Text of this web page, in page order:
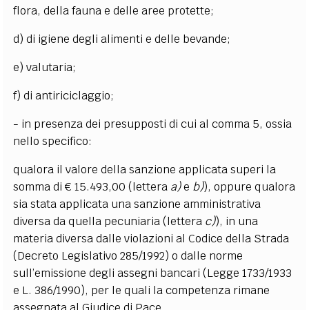
flora, della fauna e delle aree protette;
d) di igiene degli alimenti e delle bevande;
e) valutaria;
f) di antiriciclaggio;
- in presenza dei presupposti di cui al comma 5, ossia
nello specifico:
qualora il valore della sanzione applicata superi la
somma di € 15.493,00 (lettera a)e b)), oppurequalora
sia stata applicata una sanzione amministrativa
diversa da quella pecuniaria (lettera c)), in una
materia diversa dalle violazioni al Codice della Strada
(Decreto Legislativo 285/1992) o dalle norme
sull’emissione degli assegni bancari (Legge 1733/1933
e L. 386/1990), per le quali la competenza rimane